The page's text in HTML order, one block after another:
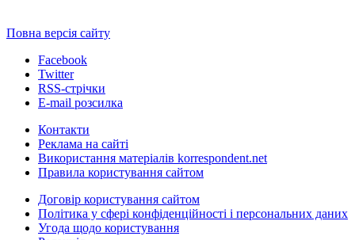
Повна версія сайту
Facebook
Twitter
RSS-стрічки
E-mail розсилка
Контакти
Реклама на сайті
Використання матеріалів korrespondent.net
Правила користування сайтом
Договір користування сайтом
Політика у сфері конфіденційності і персональних даних
Угода щодо користування